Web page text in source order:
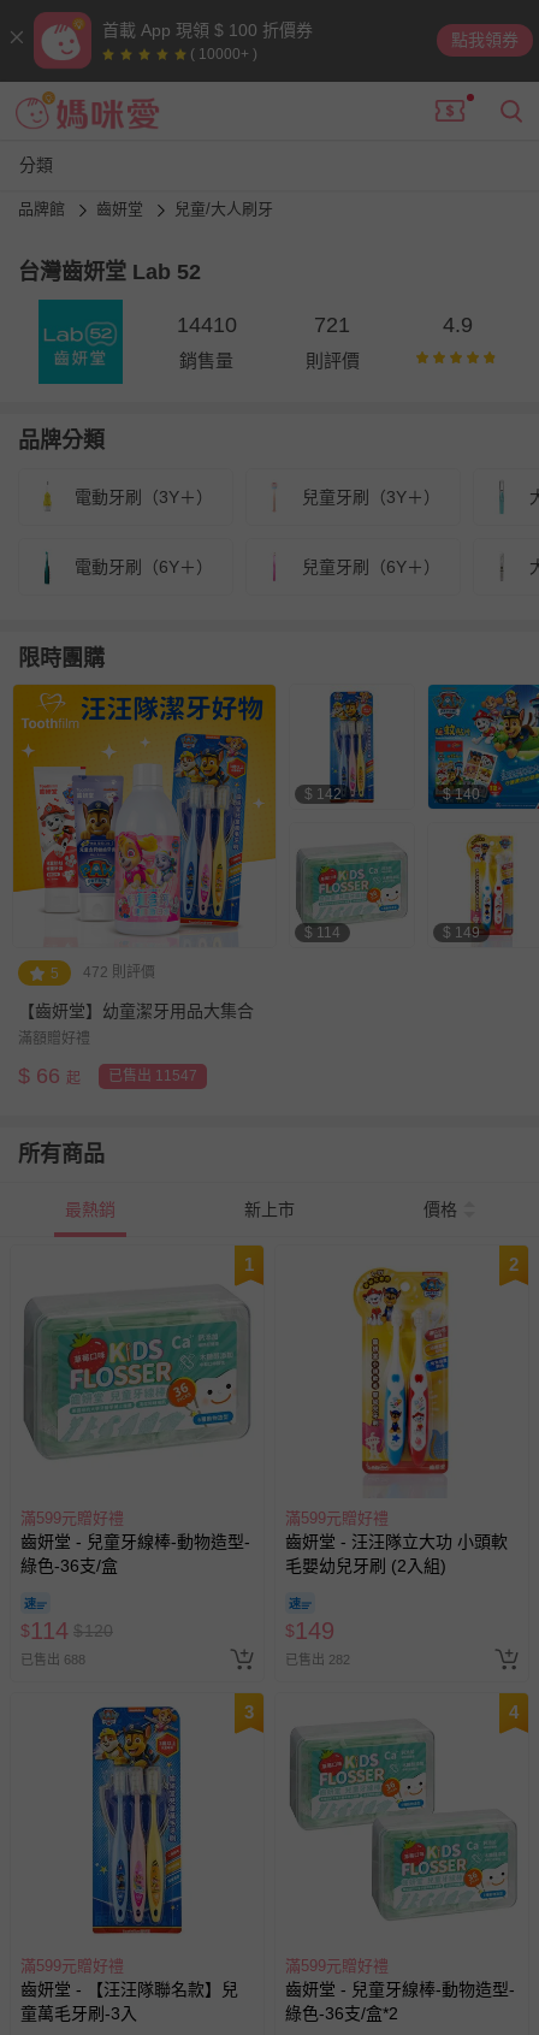
首載 App 現領 $ 100 折價券
( 10000+ )
點我領券
分類
品牌館 齒妍堂 兒童/大人刷牙
台灣齒妍堂 Lab 52
14410
銷售量
721
則評價
4.9
品牌分類
電動牙刷（3Y＋） 兒童牙刷（3Y＋）
電動牙刷（6Y＋） 兒童牙刷（6Y＋）
限時團購
$ 142
$ 114
$ 140
$ 149
5 472 則評價
【齒妍堂】幼童潔牙用品大集合
滿額贈好禮
$ 66 起 已售出 11547
所有商品
最熱銷 新上市 價格
1
滿599元贈好禮
齒妍堂 - 兒童牙線棒-動物造型-
綠色-36支/盒
$114 $120
已售出 688
2
滿599元贈好禮
齒妍堂 - 汪汪隊立大功 小頭軟
毛嬰幼兒牙刷 (2入組)
$149
已售出 282
3
滿599元贈好禮
齒妍堂 - 【汪汪隊聯名款】兒
童萬毛牙刷-3入
4
滿599元贈好禮
齒妍堂 - 兒童牙線棒-動物造型-
綠色-36支/盒*2